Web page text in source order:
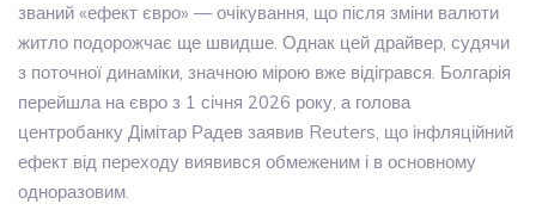
званий «ефект євро» — очікування, що після зміни валюти
житло подорожчає ще швидше. Однак цей драйвер, судячи
з поточної динаміки, значною мірою вже відігрався. Болгарія
перейшла на євро з 1 січня 2026 року, а голова
центробанку Дімітар Радев заявив Reuters, що інфляційний
ефект від переходу виявився обмеженим і в основному
одноразовим.